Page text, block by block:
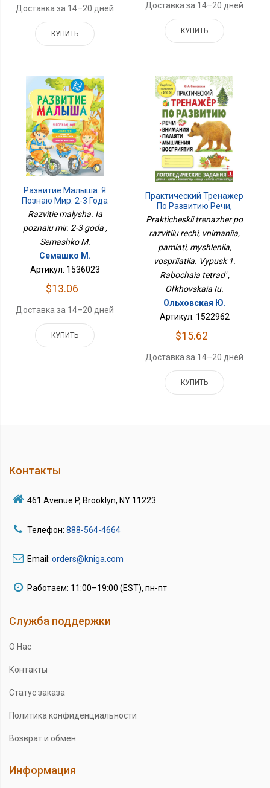
Доставка за 14–20 дней
КУПИТЬ
Доставка за 14–20 дней
КУПИТЬ
Развитие Малыша. Я
Познаю Мир. 2-3 Года
Razvitie malysha. Ia
poznaiu mir. 2-3 goda ,
Semashko M.
Семашко М.
Артикул: 1536023
$13.06
Доставка за 14–20 дней
КУПИТЬ
Практический Тренажер
По Развитию Речи,
Внимания, Памяти,
Мышления, Восприятия.
Выпуск 1. Рабочая
Тетрадь
Prakticheskii trenazher po
razvitiiu rechi, vnimaniia,
pamiati, myshleniia,
vospriiatiia. Vypusk 1.
Rabochaia tetrad' ,
Ol'khovskaia Iu.
Ольховская Ю.
Артикул: 1522962
$15.62
Доставка за 14–20 дней
КУПИТЬ
Контакты
461 Avenue P, Brooklyn, NY 11223
Телефон: 888-564-4664
Email: orders@kniga.com
Работаем: 11:00–19:00 (EST), пн-пт
Служба поддержки
О Нас
Контакты
Статус заказа
Политика конфиденциальности
Возврат и обмен
Информация